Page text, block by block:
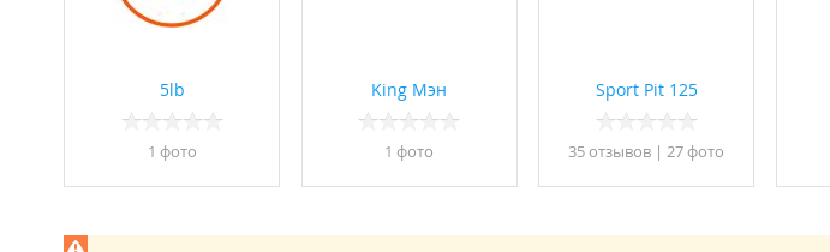
5lb
1 фото
King Мэн
1 фото
Sport Pit 125
35 отзывов | 27 фото